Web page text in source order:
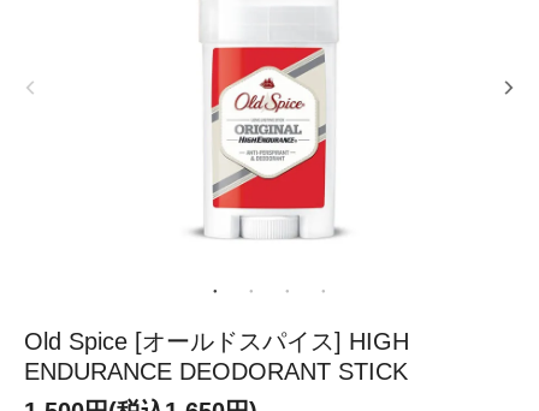
Old Spice [オールドスパイス] HIGH
ENDURANCE DEODORANT STICK